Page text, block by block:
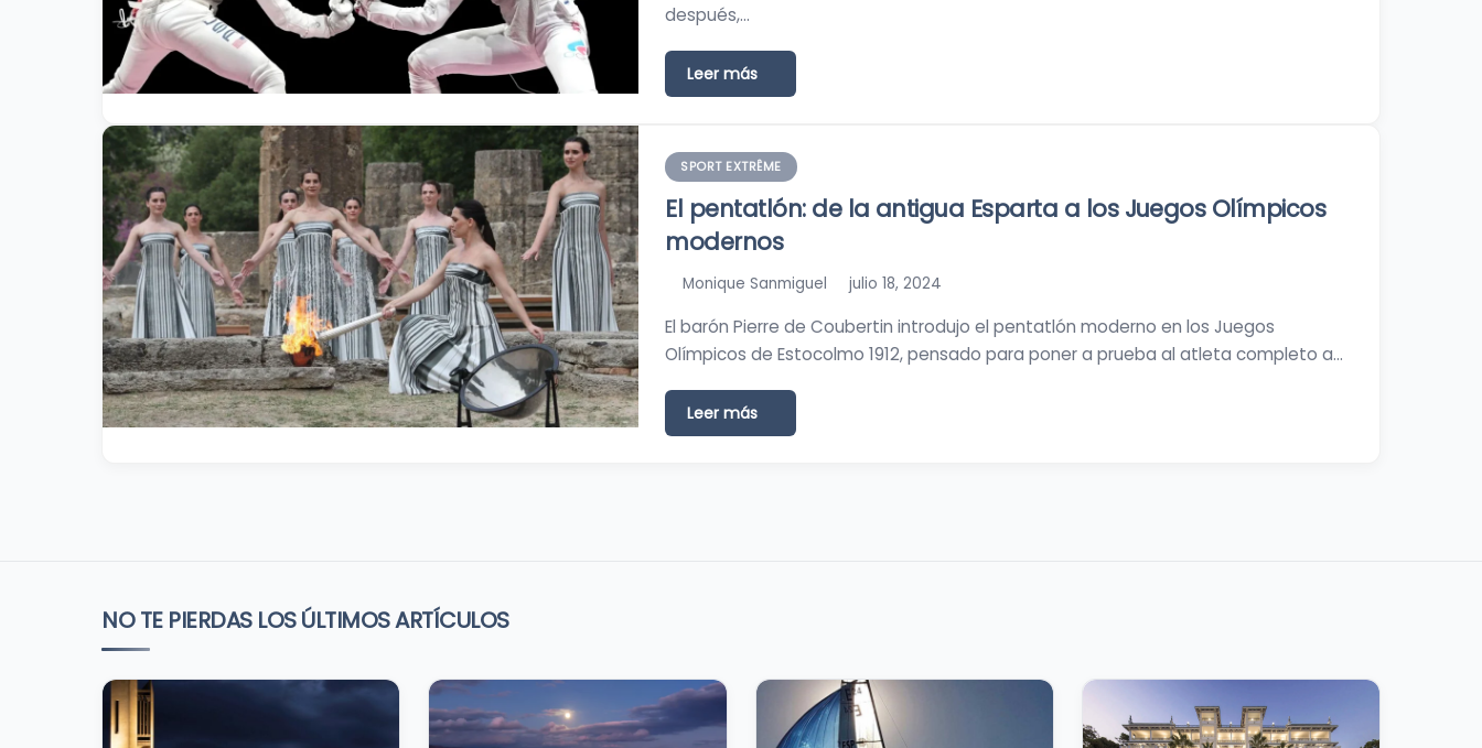
después,…
Leer más
SPORT EXTRÊME
El pentatlón: de la antigua Esparta a los Juegos Olímpicos
modernos
Monique Sanmiguel julio 18, 2024
El barón Pierre de Coubertin introdujo el pentatlón moderno en los Juegos
Olímpicos de Estocolmo 1912, pensado para poner a prueba al atleta completo a…
Leer más
NO TE PIERDAS LOS ÚLTIMOS ARTÍCULOS